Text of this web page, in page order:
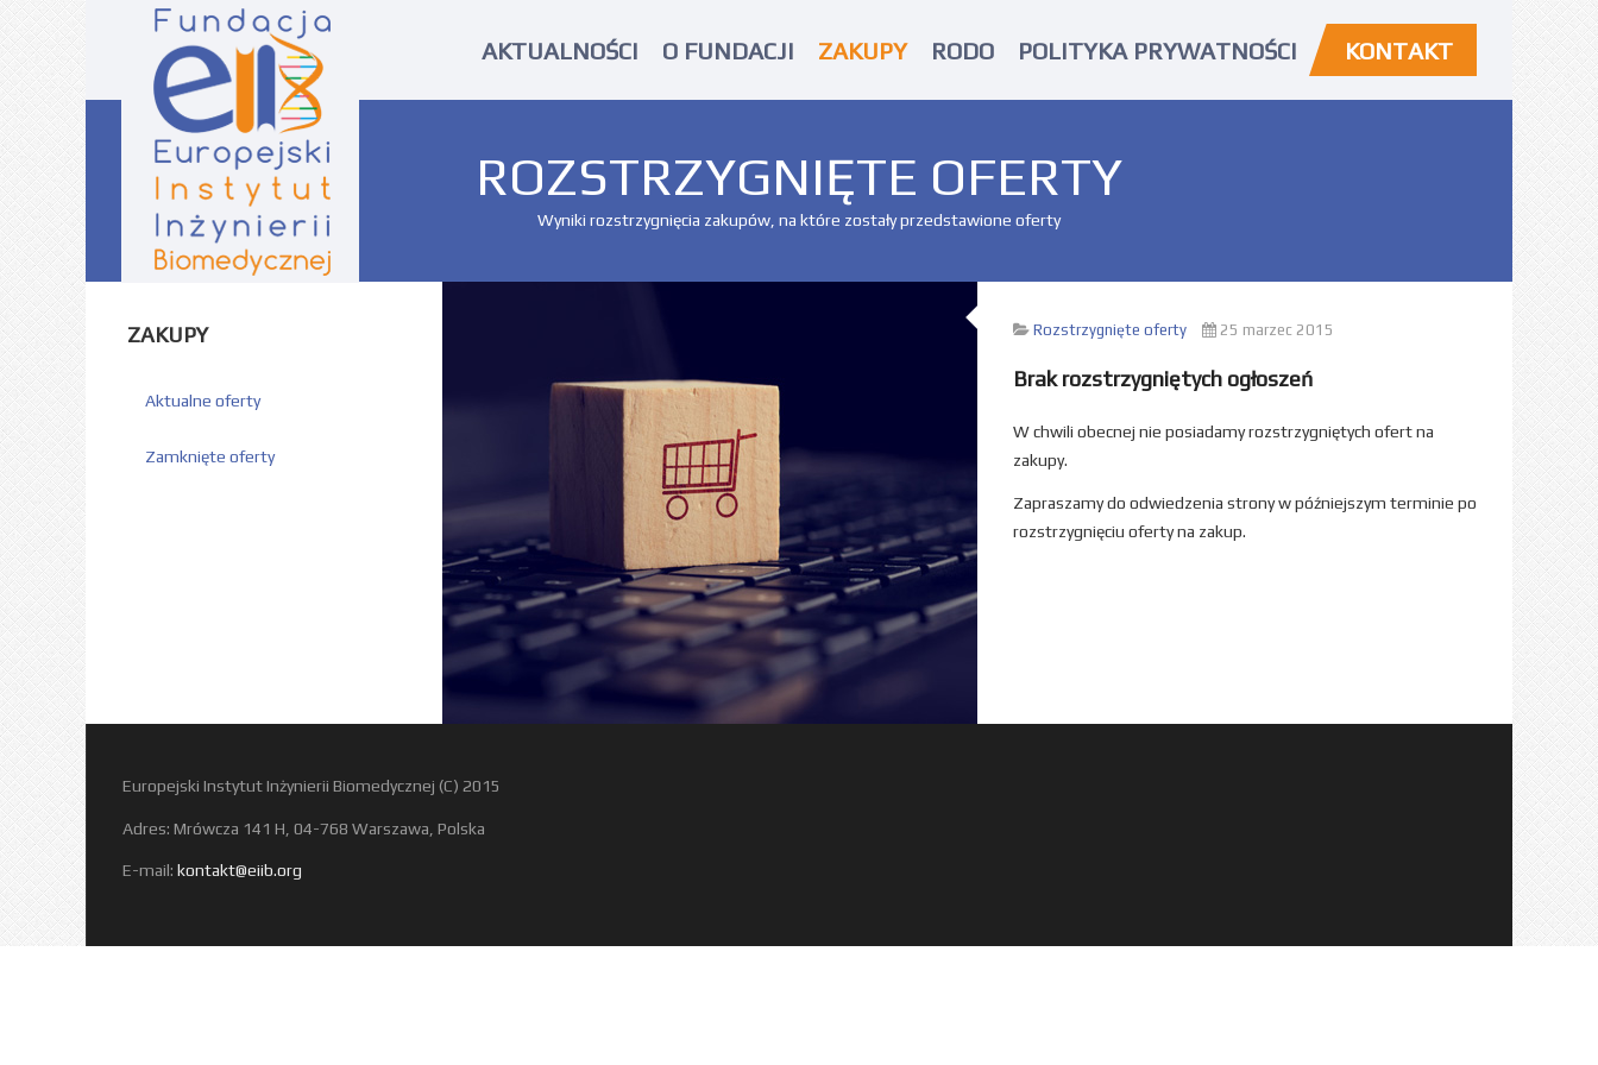
AKTUALNOŚCI O FUNDACJI ZAKUPY RODO POLITYKA PRYWATNOŚCI KONTAKT
ROZSTRZYGNIĘTE OFERTY
Wyniki rozstrzygnięcia zakupów, na które zostały przedstawione oferty
Rozstrzygnięte oferty 25 marzec 2015
Brak rozstrzygniętych ogłoszeń
W chwili obecnej nie posiadamy rozstrzygniętych ofert na
zakupy.
Zapraszamy do odwiedzenia strony w późniejszym terminie po
rozstrzygnięciu oferty na zakup.
ZAKUPY
Aktualne oferty
Zamknięte oferty
Europejski Instytut Inżynierii Biomedycznej (C) 2015
Adres: Mrówcza 141 H, 04-768 Warszawa, Polska
E-mail: kontakt@eiib.org